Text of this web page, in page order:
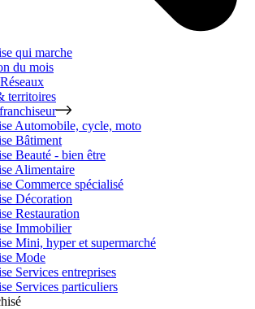
qui marche
du mois
territoires
Automobile, cycle, moto
Bâtiment
Beauté - bien être
Alimentaire
Commerce spécialisé
Décoration
Restauration
Immobilier
Mini, hyper et supermarché
Mode
Services entreprises
Services particuliers